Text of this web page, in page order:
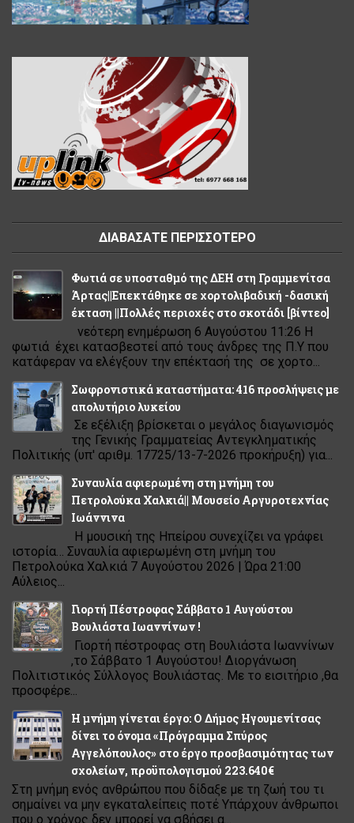
ΔΙΑΒΑΣΑΤΕ ΠΕΡΙΣΣΟΤΕΡΟ
Φωτιά σε υποσταθμό της ΔΕΗ στη Γραμμενίτσα
Άρτας||Επεκτάθηκε σε χορτολιβαδική -δασική
έκταση ||Πολλές περιοχές στο σκοτάδι [βίντεο]
νεότερη ενημέρωση 6 Αυγούστου 11:26 Η
φωτιά έχει κατασβεστεί από τους άνδρες της Π.Υ που
κατάφεραν να ελέγξουν την επέκτασή της σε χορτο...
Σωφρονιστικά καταστήματα: 416 προσλήψεις με
απολυτήριο λυκείου
Σε εξέλιξη βρίσκεται ο μεγάλος διαγωνισμός
της Γενικής Γραμματείας Αντεγκληματικής
Πολιτικής (υπ' αριθμ. 17725/13-7-2026 προκήρυξη) για...
Συναυλία αφιερωμένη στη μνήμη του
Πετρολούκα Χαλκιά|| Μουσείο Αργυροτεχνίας
Ιωάννινα
Η μουσική της Ηπείρου συνεχίζει να γράφει
ιστορία… Συναυλία αφιερωμένη στη μνήμη του
Πετρολούκα Χαλκιά 7 Αυγούστου 2026 | Ώρα 21:00
Αύλειος...
Γιορτή Πέστροφας Σάββατο 1 Αυγούστου
Βουλιάστα Ιωαννίνων !
Γιορτή πέστροφας στη Βουλιάστα Ιωαννίνων
,το Σάββατο 1 Αυγούστου! Διοργάνωση
Πολιτιστικός Σύλλογος Βουλιάστας. Με το εισιτήριο ,θα
προσφέρε...
Η μνήμη γίνεται έργο: Ο Δήμος Ηγουμενίτσας
δίνει το όνομα «Πρόγραμμα Σπύρος
Αγγελόπουλος» στο έργο προσβασιμότητας των
σχολείων, προϋπολογισμού 223.640€
Στη μνήμη ενός ανθρώπου που δίδαξε με τη ζωή του τι
σημαίνει να μην εγκαταλείπεις ποτέ Υπάρχουν άνθρωποι
που ο χρόνος δεν μπορεί να σβήσει α...